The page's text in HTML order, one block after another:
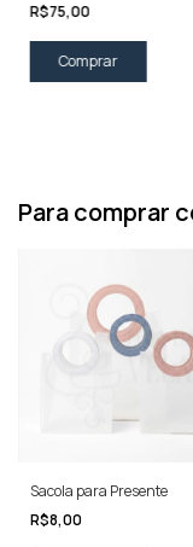
R$75,00
Comprar
Para comprar
Sacola para Presente
R$8,00